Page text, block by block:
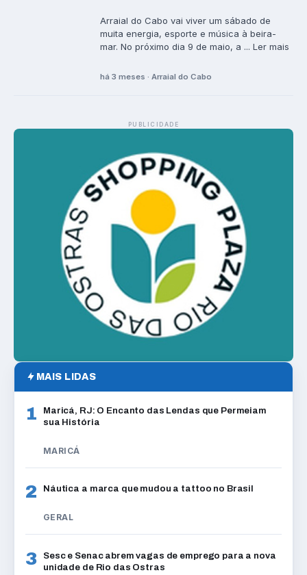
Arraial do Cabo vai viver um sábado de
muita energia, esporte e música à beira-
mar. No próximo dia 9 de maio, a ... Ler mais
há 3 meses · Arraial do Cabo
PUBLICIDADE
MAIS LIDAS
1
Maricá, RJ: O Encanto das Lendas que Permeiam
sua História
MARICÁ
2 Náutica a marca que mudou a tattoo no Brasil
GERAL
3
Sesc e Senac abrem vagas de emprego para a nova
unidade de Rio das Ostras